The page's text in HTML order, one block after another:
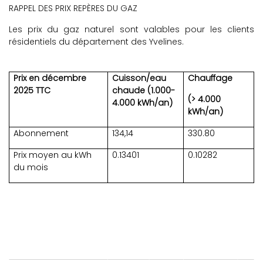
RAPPEL DES PRIX REPÈRES DU GAZ
Les prix du gaz naturel sont valables pour les clients
résidentiels du département des Yvelines.
Prix en décembre
2025 TTC
Cuisson/eau
chaude (1.000-
4.000 kWh/an)
Chauffage
(> 4.000
kWh/an)
Abonnement
134,14
330.80
Prix moyen au kWh
du mois
0.13401 0.10282